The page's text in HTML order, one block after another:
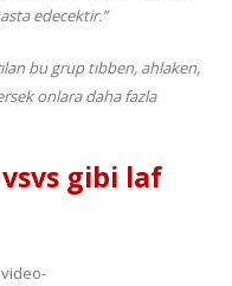
edecektir.”
bu grup tıbben, ahlaken,
onlara daha fazla
vsvs gibi laf